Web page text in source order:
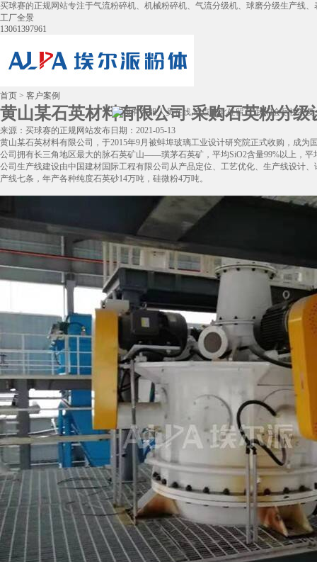
买球赛的正规网站专注于气流粉碎机、机械粉碎机、气流分级机、球磨分级生产线
工厂全景
13061397961
首页 > 客户案例
黄山某石英材料有限公司 采购石英粉分级
来源：买球赛的正规网站发布日期：2021-05-13
黄山某石英材料有限公司，于2015年9月被蚌埠玻璃工业设计研究院正式收购，成
公司拥有长三角地区最大的脉石英矿山——璜茅石英矿，平均SiO2含量99%以上，平
公司生产线建设由中国建材国际工程有限公司从产品定位、工艺优化、生产线设计
产线七条，年产各种纯度石英砂14万吨，硅微粉4万吨。